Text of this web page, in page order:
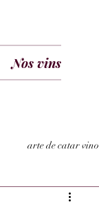
Nos vins
arte de catar vino